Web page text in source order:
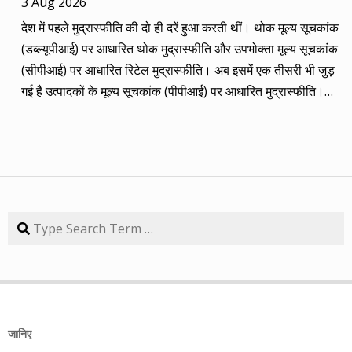
कंपनियां। आप नीचे की सारिणी से देख सकते हैं कि पांच में चार ने अपना
(तीन से पांच साल का) लक्ष्य साल भर में ही पूरा कर लिया है, जबकि एक
कंपनी 84.57 प्रतिशत रिटर्न के साथ लक्ष्य से ज़रा-सा पीछे है। तारीख
कंपनी तब का भाव समय लक्ष्य 30/09/14 का भाव रिटर्न (%) 01/09/13
डॉ. रेड्डीज़ लैब 2292.90 3 साल 2815 3229.60 40.85 08/09/13
संतुलन बनाकर चलते हैं। यह भी बताते हैं कि कहां पर एंट्री करें और आपके
हासिल कर चुका है और यही नहीं, 24 सितंबर 2014 को 3356.60 रुपए
देश में पहले मुद्रास्फीति की दो ही दरें हुआ करती थीं। थोक मूल्य सूचकांक
(डब्ल्यूपीआई) पर आधारित थोक मुद्रास्फीति और उपभोक्ता मूल्य सूचकांक
(सीपीआई) पर आधारित रिटेल मुद्रास्फीति। अब इसमें एक तीसरी भी जुड़
गई है उत्पादकों के मूल्य सूचकांक (पीपीआई) पर आधारित मुद्रास्फीति।
मुद्रास्फीति जितनी बढ़ती है, उससे ज्यादा कमाई बढ़ जाए तो किसी को
मुद्रास्फीति का 4% बढ़ना भी घर-गृहस्थी की कमर तोड़ देता है। सरकार
कहती है कि उसने तो पिछले बारह सालों में मुद्रास्फीति को काबू में कर रखा
(एफआईटी) फ्रेमवर्क के तहत रिटेल मुद्रास्फीति के लिए 4% को बीच में
तक टूटी नहीं है। यह फ्रेमवर्क हर पांच साल पर बढ़ाया जाता है। अभी इसे
जानिए